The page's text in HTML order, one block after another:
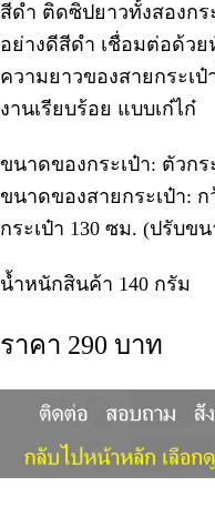
สีดำ ติดซิปยาวทั้งสองกร
อย่างดีสีดำ เชื่อมต่อด้ว
ความยาวของสายกระเ
งานเรียบร้อย แบบเก๋ไก๋
ขนาดของกระเป๋า: ตัวกร
ขนาดของสายกระเป๋า:
กระเป๋า 130 ซม. (ปรับข
น้ำหนักสินค้า 140 กรัม
ราคา 290 บาท